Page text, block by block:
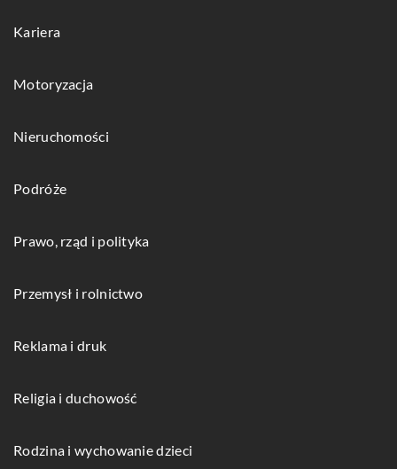
Kariera
Motoryzacja
Nieruchomości
Podróże
Prawo, rząd i polityka
Przemysł i rolnictwo
Reklama i druk
Religia i duchowość
Rodzina i wychowanie dzieci